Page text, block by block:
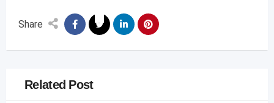
Share
Related Post